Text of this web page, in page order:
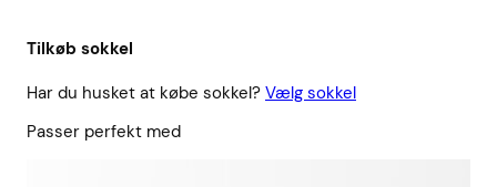
Tilkøb sokkel
Har du husket at købe sokkel? Vælg sokkel
Passer perfekt med